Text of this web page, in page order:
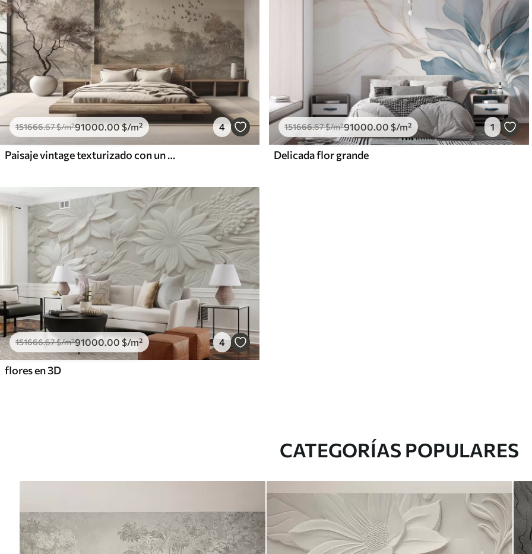
151666.67$/m²91000.00$/m² 4
Paisaje vintage texturizado con un árbol cerca de un río y un cielo nublado, arte de la naturaleza en tonos sepia
151666.67$/m²91000.00 $/m² 1
Delicada flor grande
151666.67$/m²91000 .00 $/m² 4
flores en 3D
CATEGORÍAS POPULARES